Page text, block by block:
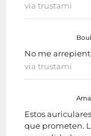
via trustami
No me
via trustami
Estos
que prometen.